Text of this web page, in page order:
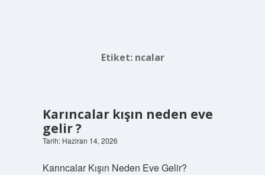
Etiket: ncalar
Karıncalar kışın neden eve
gelir ?
Tarih: Haziran 14, 2026
Karıncalar Kışın Neden Eve Gelir?